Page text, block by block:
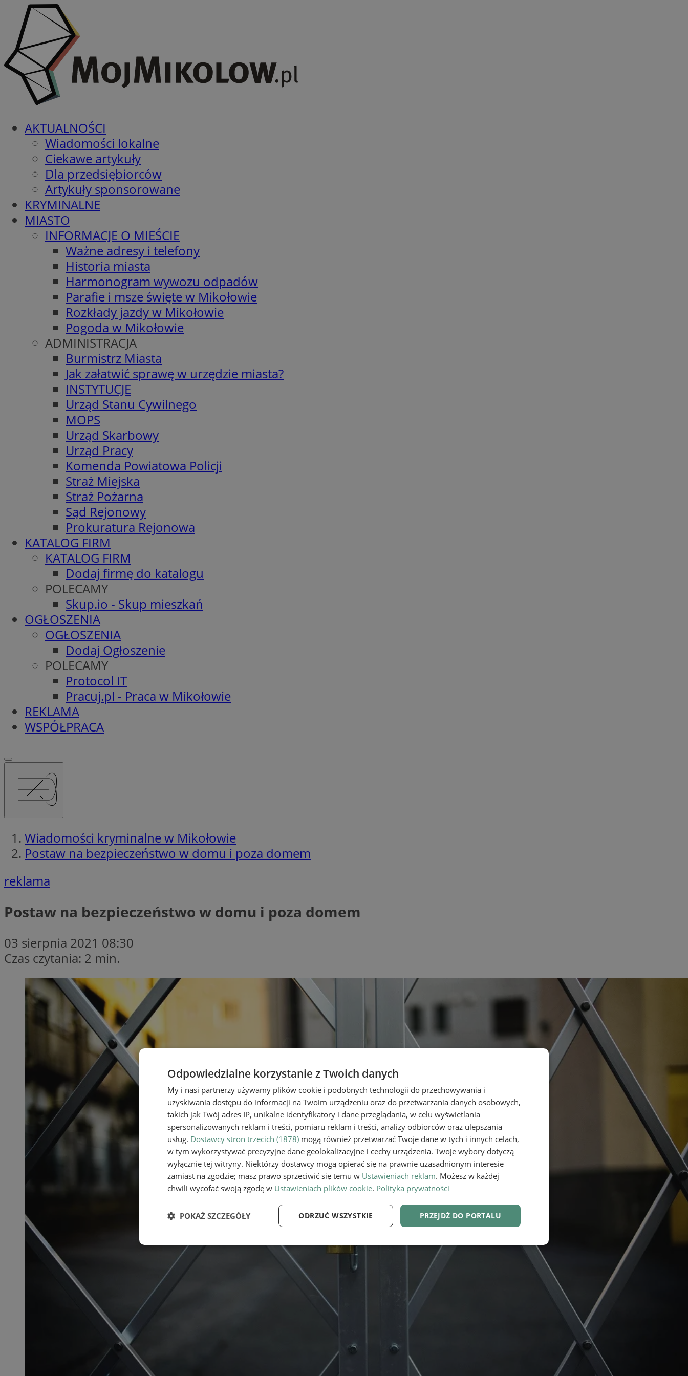
AKTUALNOŚCI
Wiadomości lokalne
Ciekawe artykuły
Dla przedsiębiorców
Artykuły sponsorowane
KRYMINALNE
MIASTO
INFORMACJE O MIEŚCIE
Ważne adresy i telefony
Historia miasta
Harmonogram wywozu odpadów
Parafie i msze święte w Mikołowie
Rozkłady jazdy w Mikołowie
Pogoda w Mikołowie
ADMINISTRACJA
Burmistrz Miasta
Jak załatwić sprawę w urzędzie miasta?
INSTYTUCJE
Urząd Stanu Cywilnego
MOPS
Urząd Skarbowy
Urząd Pracy
Komenda Powiatowa Policji
Straż Miejska
Straż Pożarna
Sąd Rejonowy
Prokuratura Rejonowa
KATALOG FIRM
KATALOG FIRM
Dodaj firmę do katalogu
POLECAMY
Skup.io - Skup mieszkań
OGŁOSZENIA
OGŁOSZENIA
Dodaj Ogłoszenie
POLECAMY
Protocol IT
Pracuj.pl - Praca w Mikołowie
REKLAMA
WSPÓŁPRACA
Wiadomości kryminalne w Mikołowie
Postaw na bezpieczeństwo w domu i poza domem
reklama
Postaw na bezpieczeństwo w domu i poza domem
03 sierpnia 2021 08:30
Czas czytania: 2 min.
Odpowiedzialne korzystanie z Twoich danych
My i nasi partnerzy używamy plików cookie i podobnych technologii do przechowywania i
uzyskiwania dostępu do informacji na Twoim urządzeniu oraz do przetwarzania danych osobowych,
takich jak Twój adres IP, unikalne identyfikatory i dane przeglądania, w celu wyświetlania
spersonalizowanych reklam i treści, pomiaru reklam i treści, analizy odbiorców oraz ulepszania
usług. Dostawcy stron trzecich (1878) mogą również przetwarzać Twoje dane w tych i innych celach,
w tym wykorzystywać precyzyjne dane geolokalizacyjne i cechy urządzenia. Twoje wybory dotyczą
wyłącznie tej witryny. Niektórzy dostawcy mogą opierać się na prawnie uzasadnionym interesie
zamiast na zgodzie; masz prawo sprzeciwić się temu w Ustawieniach reklam. Możesz w każdej
chwili wycofać swoją zgodę w Ustawieniach plików cookie. Polityka prywatności
PRZEJDŹ DO PORTALU
ODRZUĆ WSZYSTKIE
POKAŻ SZCZEGÓŁY
Niezbędne Wydajność Targetowanie Funkcjonalność
zarządzanie kontem. Bez niezbędnych plików cookie nie można prawidłowo korzystać ze strony internetowej.
Okres
przechowywania